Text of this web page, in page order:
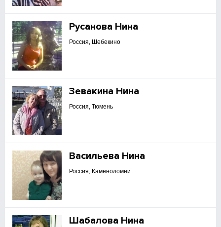
Русанова Нина
Россия, Шебекино
Зевакина Нина
Россия, Тюмень
Васильева Нина
Россия, Каменоломни
Шабалова Нина